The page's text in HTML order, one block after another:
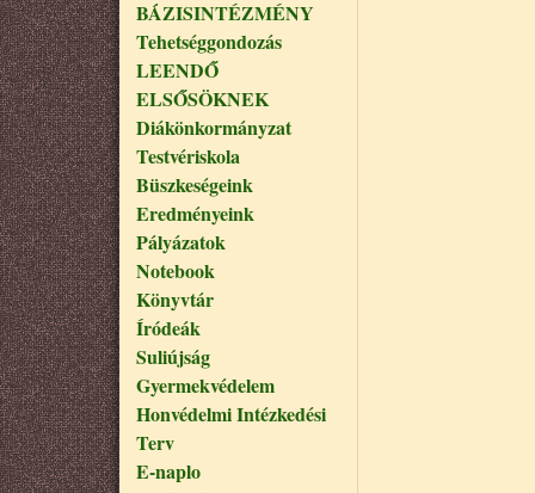
BÁZISINTÉZMÉNY
Tehetséggondozás
LEENDŐ
ELSŐSÖKNEK
Diákönkormányzat
Testvériskola
Büszkeségeink
Eredményeink
Pályázatok
Notebook
Könyvtár
Íródeák
Suliújság
Gyermekvédelem
Honvédelmi Intézkedési
Terv
E-naplo